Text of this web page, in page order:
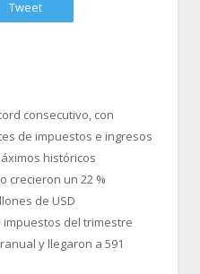
Tweet
consecutivo, con
de impuestos e ingresos
históricos
crecieron un 22 %
de USD
del trimestre
y llegaron a 591